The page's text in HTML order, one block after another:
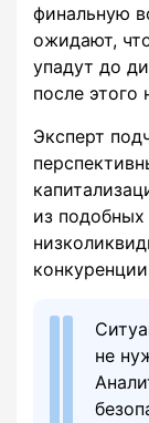
финальную
ожидают,
упадут до
после этого
Эксперт
из подобных
не